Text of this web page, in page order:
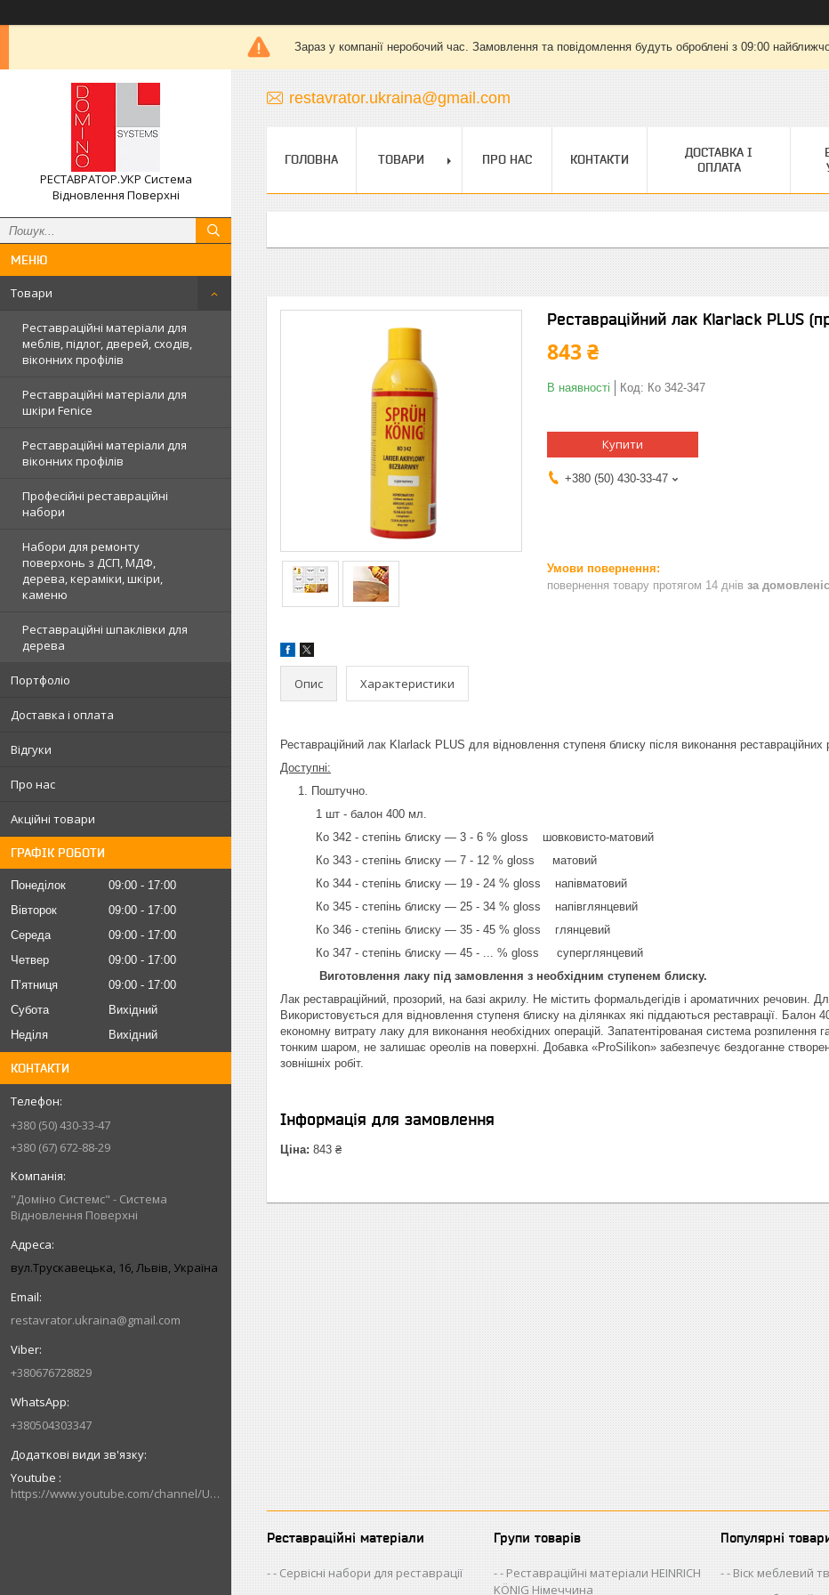
Зараз у компанії неробочий час. Замовлення та повідомлення будуть оброблені з 09:00
РЕСТАВРАТОР.УКР Система
Відновлення Поверхні
Товари
Реставраційні матеріали для
меблів, підлог, дверей, сходів,
віконних профілів
Реставраційні матеріали для
шкіри Fenice
Реставраційні матеріали для
віконних профілів
Професійні реставраційні
набори
Набори для ремонту
поверхонь з ДСП, МДФ,
дерева, кераміки, шкіри,
каменю
Реставраційні шпаклівки для
дерева
Портфоліо
Доставка і оплата
Відгуки
Про нас
Акційні товари
ГРАФІК РОБОТИ
Понеділок 09:00
17:00
Вівторок
09:00
17:00
Середа
09:00
17:00
Четвер
09:00
17:00
Пʼятниця
09:00
17:00
Субота
Вихідний
Неділя
Вихідний
КОНТАКТИ
+380 (50) 430-33-47
+380 (67) 672-88-29
"Доміно Системс" - Система
Відновлення Поверхні
вул.Трускавецька, 16, Львів, Україна
restavrator.ukraina@gmail.com
+380676728829
+380504303347
Youtube
https://www.youtube.com/channel/UCik88vLEe_rRU5JI4CWj0hw/videos
restavrator.ukraina@gmail.com
ГОЛОВНА ТОВАРИ ПРО НАС КОНТАКТИ
ДОСТАВКА І
ОПЛАТА
Реставраційний лак Klarlack PLUS
843 ₴
В наявності Код: Ко 342-347
Купити
+380 (50) 430-33-47
повернення товару протягом 14 днів за
Опис Характеристики
Реставраційний лак Klarlack PLUS для відновлення ступеня блиску після виконання
Доступні:
Поштучно.
1 шт - балон 400 мл.
Ко 342 - степінь блиску ― 3 - 6 % gloss шовковисто-матовий
Ко 343 - степінь блиску ― 7 - 12 % gloss матовий
Ко 344 - степінь блиску ― 19 - 24 % gloss напівматовий
Ко 345 - степінь блиску ― 25 - 34 % gloss напівглянцевий
Ко 346 - степінь блиску ― 35 - 45 % gloss глянцевий
Ко 347 - степінь блиску ― 45 - ... % gloss суперглянцевий
Виготовлення лаку під замовлення з необхідним ступенем блиску.
Лак реставраційний, прозорий, на базі акрилу. Не містить формальдегідів і ароматичних речовин.
Використовується для відновлення ступеня блиску на ділянках які піддаються реставрації.
економну витрату лаку для виконання необхідних операцій. Запатентірованая система розпилення
тонким шаром, не залишає ореолів на поверхні. Добавка «ProSilikon» забезпечує бездоганне
зовнішніх робіт.
Інформація для замовлення
Ціна: 843 ₴
Реставраційні матеріали
- Сервісні набори для реставрації
Групи товарів
- Реставраційні матеріали HEINRICH
KÖNIG Німеччина
Популярні
- Віск меблевий